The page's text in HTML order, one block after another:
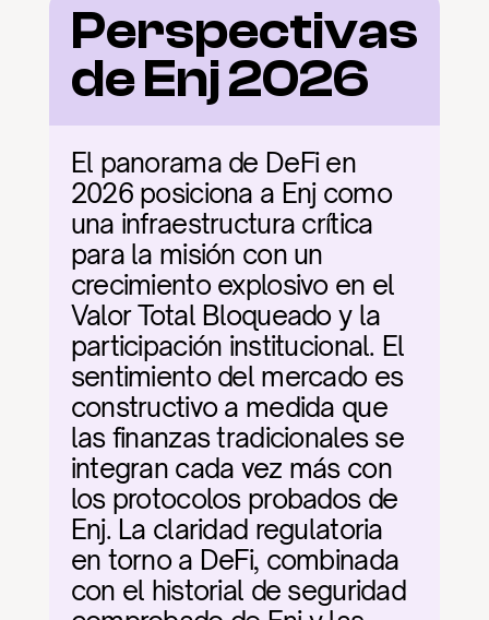
Perspectivas
de Enj 2026
El panorama de DeFi en
2026 posiciona a Enj como
una infraestructura crítica
para la misión con un
crecimiento explosivo en el
Valor Total Bloqueado y la
participación institucional. El
sentimiento del mercado es
constructivo a medida que
las finanzas tradicionales se
integran cada vez más con
los protocolos probados de
Enj. La claridad regulatoria
en torno a DeFi, combinada
con el historial de seguridad